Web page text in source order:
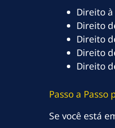
Direito
Direito
Direito
Direito
Direito
Passo a
Se você está